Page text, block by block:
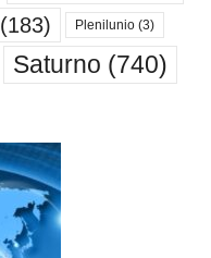
(183) Plenilunio (3)
Saturno (740)